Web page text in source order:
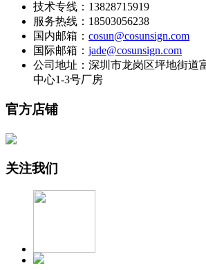
技术专线：13828715919
服务热线：18503056238
国内邮箱： cosun@cosunsign.com
国际邮箱： jade@cosunsign.com
公司地址：深圳市龙岗区坪地街道
中心1-3号厂房
官方店铺
关注我们